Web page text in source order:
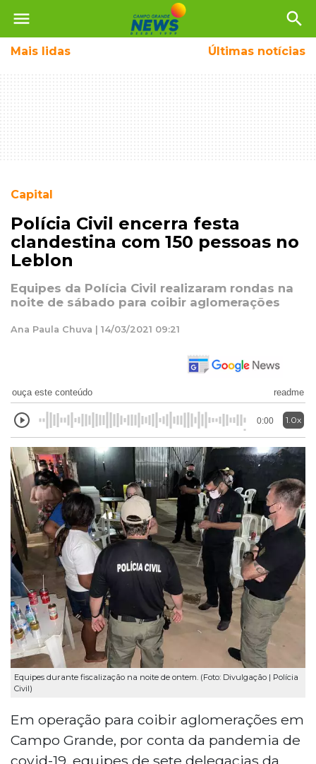
menu search
Mais lidas Últimas notícias
Capital
Polícia Civil encerra festa
clandestina com 150 pessoas no
Leblon
Equipes da Polícia Civil realizaram rondas na
noite de sábado para coibir aglomerações
Ana Paula Chuva | 14/03/2021 09:21
ouça este conteúdo readme
0:00 1.0x
Equipes durante fiscalização na noite de ontem. (Foto: Divulgação | Polícia
Civil)
Em operação para coibir aglomerações em
Campo Grande, por conta da pandemia de
covid-19, equipes de sete delegacias da